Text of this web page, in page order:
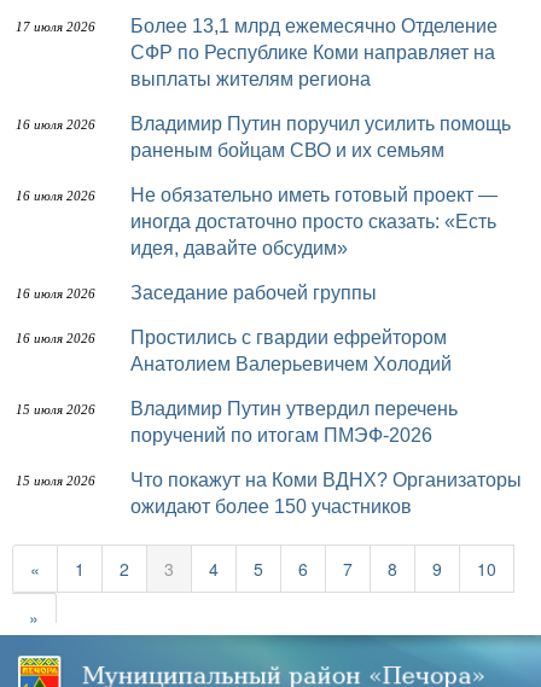
17 июля 2026
Более 13,1 млрд ежемесячно Отделение
СФР по Республике Коми направляет на
выплаты жителям региона
16 июля 2026
Владимир Путин поручил усилить помощь
раненым бойцам СВО и их семьям
16 июля 2026
Не обязательно иметь готовый проект —
иногда достаточно просто сказать: «Есть
идея, давайте обсудим»
16 июля 2026 Заседание рабочей группы
16 июля 2026
Простились с гвардии ефрейтором
Анатолием Валерьевичем Холодий
15 июля 2026
Владимир Путин утвердил перечень
поручений по итогам ПМЭФ-2026
15 июля 2026
Что покажут на Коми ВДНХ? Организаторы
ожидают более 150 участников
« 1 2 3 4 5 6 7 8 9
10
»